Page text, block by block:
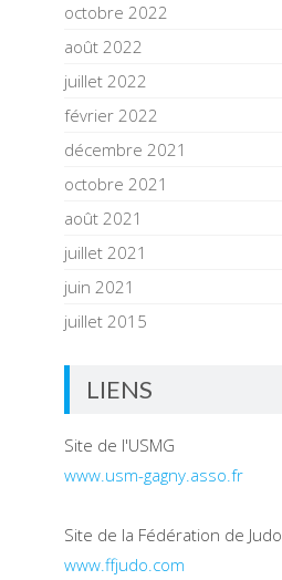
octobre 2022
août 2022
juillet 2022
février 2022
décembre 2021
octobre 2021
août 2021
juillet 2021
juin 2021
juillet 2015
LIENS
Site de l'USMG
www.usm-gagny.asso.fr
Site de la Fédération de Judo
www.ffjudo.com